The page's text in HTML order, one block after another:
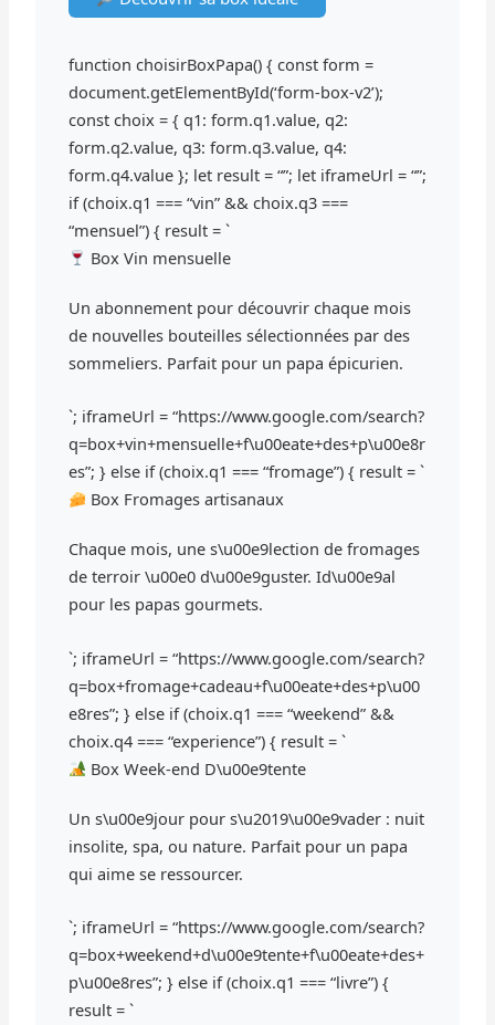
function choisirBoxPapa() { const form =
document.getElementById(‘form-box-v2’);
const choix = { q1: form.q1.value, q2:
form.q2.value, q3: form.q3.value, q4:
form.q4.value }; let result = “”; let iframeUrl = “”;
if (choix.q1 === “vin” && choix.q3 ===
“mensuel”) { result = `
Box Vin mensuelle
Un abonnement pour découvrir chaque mois
de nouvelles bouteilles sélectionnées par des
sommeliers. Parfait pour un papa épicurien.
`; iframeUrl = “https://www.google.com/search?
q=box+vin+mensuelle+f\u00eate+des+p\u00e8r
es”; } else if (choix.q1 === “fromage”) { result = `
Box Fromages artisanaux
Chaque mois, une s\u00e9lection de fromages
de terroir \u00e0 d\u00e9guster. Id\u00e9al
pour les papas gourmets.
`; iframeUrl = “https://www.google.com/search?
q=box+fromage+cadeau+f\u00eate+des+p\u00
e8res”; } else if (choix.q1 === “weekend” &&
choix.q4 === “experience”) { result = `
Box Week-end D\u00e9tente
Un s\u00e9jour pour s\u2019\u00e9vader : nuit
insolite, spa, ou nature. Parfait pour un papa
qui aime se ressourcer.
`; iframeUrl = “https://www.google.com/search?
q=box+weekend+d\u00e9tente+f\u00eate+des+
p\u00e8res”; } else if (choix.q1 === “livre”) {
result = `